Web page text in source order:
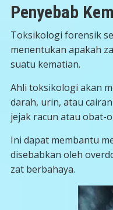
Penyebab
Toksikologi forensik
menentukan apakah
suatu kematian.
Ahli toksikologi akan
darah, urin, atau
jejak racun atau obat-
Ini dapat membantu
disebabkan oleh
zat berbahaya.